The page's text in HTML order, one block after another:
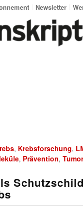
Newsletter
, Krebsforschung,
, Prävention,